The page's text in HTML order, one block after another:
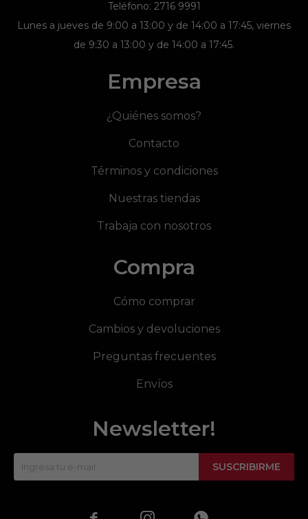
Teléfono: 2716 9991
Lunes a jueves de 9:00 a 13:00 y de 14:00 a 17:45, viernes
de 9:30 a 13:00 y de 14:00 a 17:45.
Empresa
¿Quiénes somos?
Contacto
Términos y condiciones
Nuestras tiendas
Trabaja con nosotros
Compra
Cómo comprar
Cambios y devoluciones
Preguntas frecuentes
Envíos
Newsletter!
SUSCRIBIRME